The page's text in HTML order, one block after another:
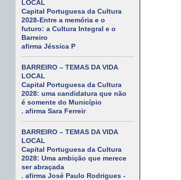
LOCAL
Capital Portuguesa da Cultura
2028-Entre a memória e o
futuro: a Cultura Integral e o
Barreiro
afirma Jéssica P
BARREIRO – TEMAS DA VIDA
LOCAL
Capital Portuguesa da Cultura
2028: uma candidatura que não
é somente do Município
. afirma Sara Ferreir
BARREIRO – TEMAS DA VIDA
LOCAL
Capital Portuguesa da Cultura
2028: Uma ambição que merece
ser abraçada
. afirma José Paulo Rodrigues -